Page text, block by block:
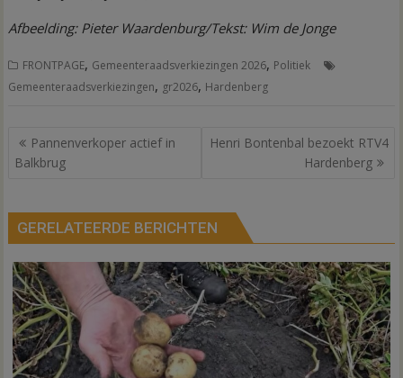
Afbeelding: Pieter Waardenburg/Tekst: Wim de Jonge
FRONTPAGE, Gemeenteraadsverkiezingen 2026, Politiek
Gemeenteraadsverkiezingen, gr2026, Hardenberg
Bericht
navigatie
Pannenverkoper actief in
Balkbrug
Henri Bontenbal bezoekt RTV4
Hardenberg
GERELATEERDE BERICHTEN